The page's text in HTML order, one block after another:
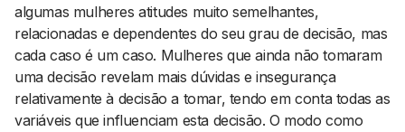
algumas mulheres atitudes muito semelhantes,
relacionadas e dependentes do seu grau de decisão, mas
cada caso é um caso. Mulheres que ainda não tomaram
uma decisão revelam mais dúvidas e insegurança
relativamente à decisão a tomar, tendo em conta todas as
variáveis que influenciam esta decisão. O modo como